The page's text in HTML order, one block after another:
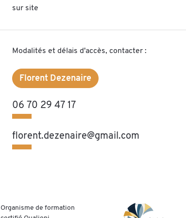
sur site
Modalités et délais d'accès, contacter :
Florent Dezenaire
06 70 29 47 17
florent.dezenaire@gmail.com
Organisme de formation